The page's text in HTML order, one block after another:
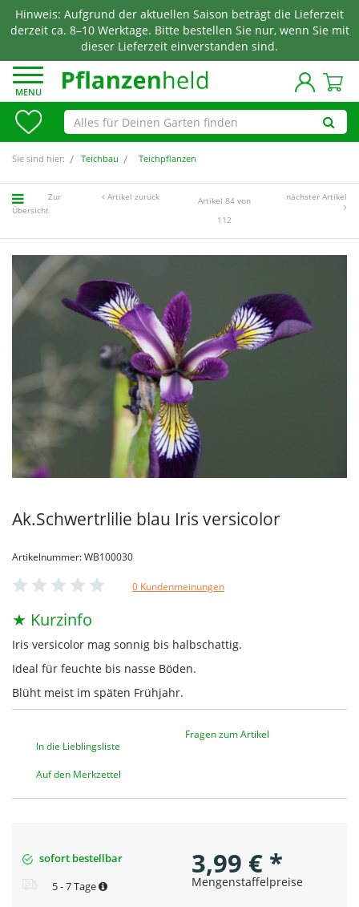
Hinweis: Aufgrund der aktuellen Saison beträgt die Lieferzeit
derzeit ca. 8–10 Werktage. Bitte bestellen Sie nur, wenn Sie mit
dieser Lieferzeit einverstanden sind.
MENU
Sie sind hier: Teichbau Teichpflanzen
Zur
Übersicht
Artikel zurück
Artikel 84 von
112
nächster Artikel
Ak.Schwertrlilie blau Iris versicolor
Artikelnummer: WB100030
0 Kundenmeinungen
★ Kurzinfo
Iris versicolor mag sonnig bis halbschattig.
Ideal für feuchte bis nasse Böden.
Blüht meist im späten Frühjahr.
In die Lieblingsliste
Auf den Merkzettel
Fragen zum Artikel
sofort bestellbar
5 - 7 Tage
3,99 € *
Mengenstaffelpreise